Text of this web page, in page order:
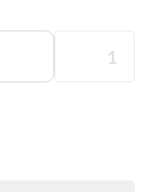
1